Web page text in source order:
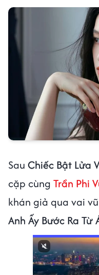
Sau Chiếc Bật Lửa
cặp cùng Trần Phi
khán giả qua vai
Anh Ấy Bước Ra Từ